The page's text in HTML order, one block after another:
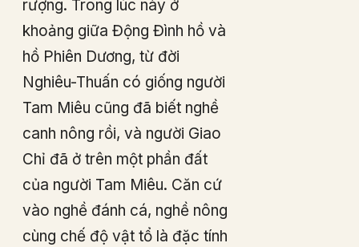
rượng. Trong lúc này ở
khoảng giữa Động Đình hồ và
hồ Phiên Dương, từ đời
Nghiêu-Thuấn có giống người
Tam Miêu cũng đã biết nghề
canh nông rồi, và người Giao
Chỉ đã ở trên một phần đất
của người Tam Miêu. Căn cứ
vào nghề đánh cá, nghề nông
cùng chế độ vật tổ là đặc tính